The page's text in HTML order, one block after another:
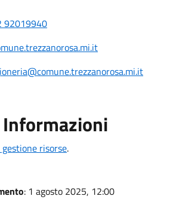
92019940
risorse.
: 1 agosto 2025, 12:00